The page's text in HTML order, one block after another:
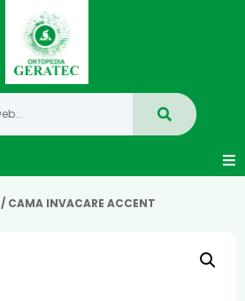
/ CAMA INVACARE ACCENT